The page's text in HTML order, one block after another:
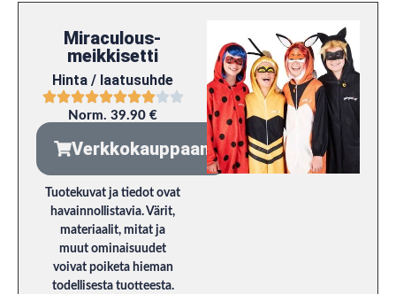
Miraculous-
meikkisetti
Hinta / laatusuhde
Norm. 39.90 €
Verkkokauppaan
Tuotekuvat ja tiedot ovat
havainnollistavia. Värit,
materiaalit, mitat ja
muut ominaisuudet
voivat poiketa hieman
todellisesta tuotteesta.